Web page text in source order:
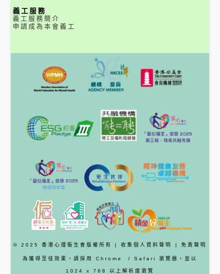
義工服務
義工服務簡介
申請成為本會義工
© 2025 香港心理衞生會版權所有 | 收集個人資料聲明 | 免責聲明
為獲得至佳效果，請採用 Chrome / Safari 瀏覽器 ，並以
1024 x 768 以上解析度瀏覽